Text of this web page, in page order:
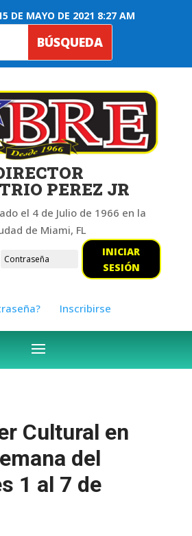
DE MAYO DE 2021 8:27 AM
PEREZ JR
el 4 de Julio de 1966 en la
de Miami, FL
INICIAR
SESIÓN
Inscribirse
Cultural en
del
1 al 7 de